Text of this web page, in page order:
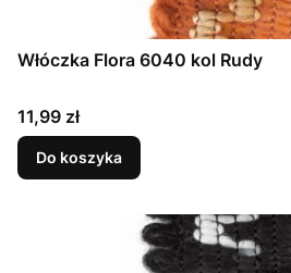
Włóczka Flora 6040 kol Rudy
Cena
11,99 zł
Do koszyka